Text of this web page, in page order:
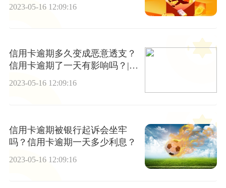
2023-05-16 12:09:16
信用卡逾期多久变成恶意透支？
信用卡逾期了一天有影响吗？|天
天播报
2023-05-16 12:09:16
信用卡逾期被银行起诉会坐牢
吗？信用卡逾期一天多少利息？
2023-05-16 12:09:16